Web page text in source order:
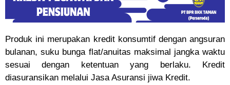
Produk ini merupakan kredit konsumtif dengan angsuran
bulanan, suku bunga flat/anuitas maksimal jangka waktu
sesuai dengan ketentuan yang berlaku. Kredit
diasuransikan melalui Jasa Asuransi jiwa Kredit.